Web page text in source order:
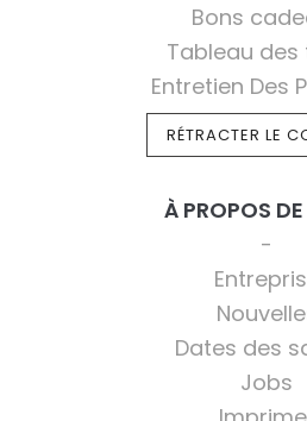
Bons
Tableau des
Entretien Des
RÉTRACTER LE
À PROPOS
Dates des
Jobs